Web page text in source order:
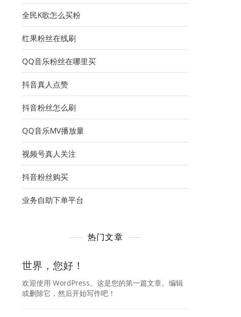
全民K歌怎么买粉
红果粉丝在线刷
QQ音乐粉丝在哪里买
抖音真人点赞
抖音粉丝怎么刷
QQ音乐MV播放量
视频号真人关注
抖音粉丝购买
业务自助下单平台
热门文章
世界，您好！
欢迎使用 WordPress。这是您的第一篇文章。编辑
或删除它，然后开始写作吧！